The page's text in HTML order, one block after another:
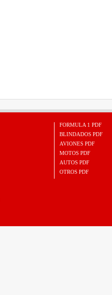
FORMULA 1 PDF
BLINDADOS PDF
AVIONES PDF
MOTOS PDF
AUTOS PDF
OTROS PDF